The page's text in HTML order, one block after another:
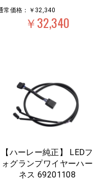
常価格：￥32,340
￥32,340
【ハーレー純正】 LEDフ
ォグランプワイヤーハー
ネス 69201108